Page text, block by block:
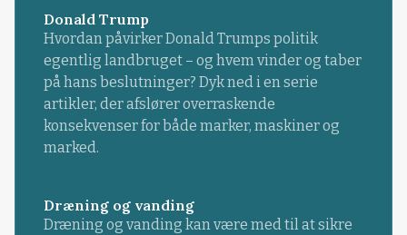
Donald Trump
Hvordan påvirker Donald Trumps politik
egentlig landbruget – og hvem vinder og taber
på hans beslutninger? Dyk ned i en serie
artikler, der afslører overraskende
konsekvenser for både marker, maskiner og
marked.
Dræning og vanding
Dræning og vanding kan være med til at sikre